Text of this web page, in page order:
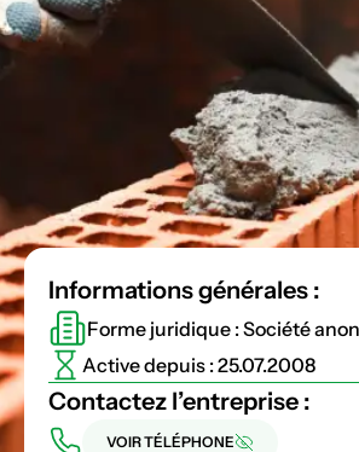
Informations générales :
Forme juridique : Société
Active depuis : 25.07.2008
Contactez l’entreprise :
VOIR TÉLÉPHONE